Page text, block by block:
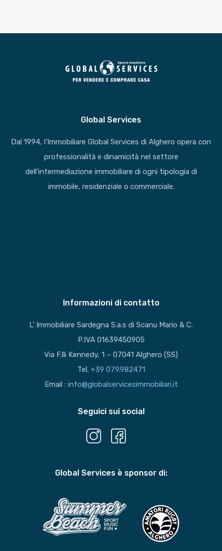
Global Services
Dal 1994, l’Immobiliare Global Services di Alghero opera con
professionalità e dinamicità nel settore
dell’intermediazione immobiliare di ogni tipologia di
immobile, residenziale o commerciale.
Informazioni di contatto
L’ Immobiliare Sardegna S.a.s di Scanu Mario & C.
P.IVA 01639450905
Via F.lli Kennedy, 1 – 07041 Alghero (SS)
Tel. +39 079.982471
Email : info@globalservicesimmobiliari.it
Seguici sui social
Global Services è sponsor di: